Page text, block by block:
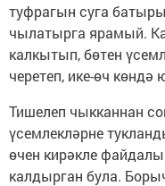
туфрагын суга
чылатырга ярамый.
калкытып, бөтен
черетеп, ике-өч көндә
Тишелеп чыкканнан
үсемлекләрне
өчен кирәкле
калдырган була.